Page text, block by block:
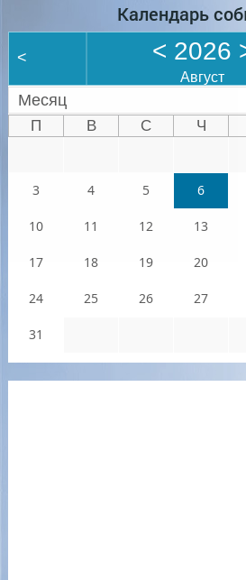
Календарь
< < 2026
Август
Месяц
П В С Ч
3 4 5 6
10 11 12 13
17 18 19 20
24 25 26 27
31